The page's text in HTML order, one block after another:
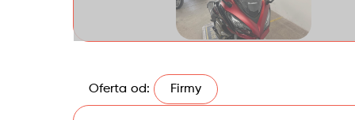
Oferta od: Firmy